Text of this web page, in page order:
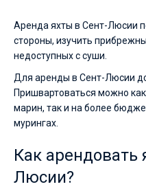
Аренда яхты в Сент-Люсии
стороны, изучить
недоступных с суши.
Для аренды в Сент-Люсии
Пришвартоваться можно
марин, так и на более
мурингах.
Как арендовать
Люсии?